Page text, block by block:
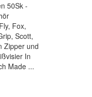
50Sk -
Fox,
Scott,
Zipper und
In
Made ...